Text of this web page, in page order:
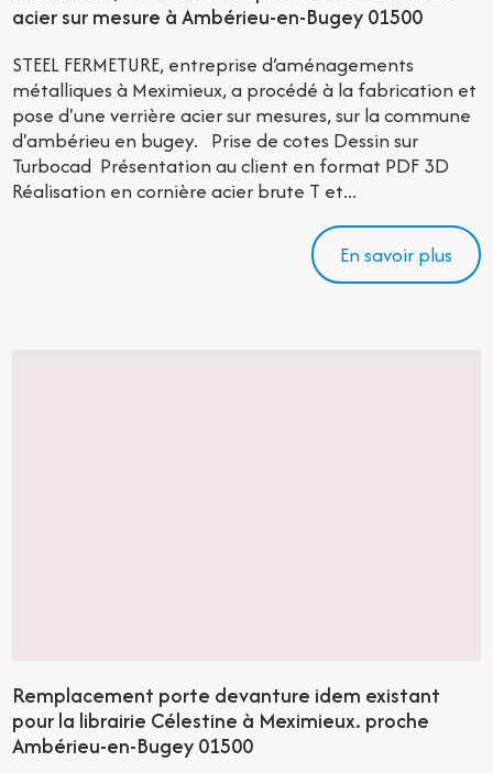
acier sur mesure à Ambérieu-en-Bugey 01500
STEEL FERMETURE, entreprise d’aménagements
métalliques à Meximieux, a procédé à la fabrication et
pose d'une verrière acier sur mesures, sur la commune
d'ambérieu en bugey. Prise de cotes Dessin sur
Turbocad Présentation au client en format PDF 3D
Réalisation en cornière acier brute T et...
En savoir plus
Remplacement porte devanture idem existant
pour la librairie Célestine à Meximieux. proche
Ambérieu-en-Bugey 01500